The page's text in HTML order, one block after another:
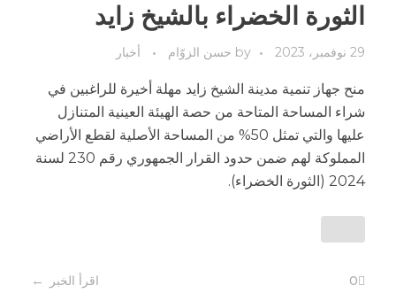
الثورة الخضراء بالشيخ زايد
29 نوفمبر، 2023 by حسن الزوّام أخبار
منح جهاز تنمية مدينة الشيخ زايد مهلة أخيرة للراغبين في
شراء المساحة المتاحة من حصة الهيئة العينية المتنازل
عليها والتي تمثل 50% من المساحة الأصلية لقطع الأراضي
المملوكة لهم ضمن حدود القرار الجمهوري رقم 230 لسنة
2024 (الثورة الخضراء).
اقرأ الخبر 0